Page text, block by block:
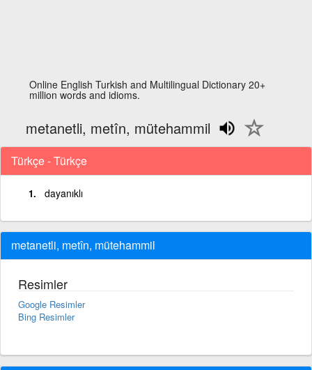
Online English Turkish and Multilingual Dictionary 20+
million words and idioms.
metanetli, metîn, mütehammil
Türkçe - Türkçe
dayanıklı
metanetli, metîn, mütehammil
Resimler
Google Resimler
Bing Resimler